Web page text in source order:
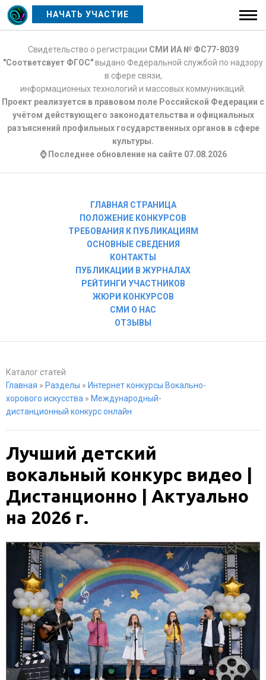
НАЧАТЬ УЧАСТИЕ
Свидетельство о регистрации СМИ ИА № ФС77-8039
"Соответсвует ФГОС"выдано Федеральной службой по надзору
в сфере связи,
информационных технологий и массовых коммуникаций.
Проект реализуется в правовом поле Российской Федерации с
учётом действующего законодательства и официальных
разъяснений профильных государственных органов в сфере
культуры.
⌚ Последнее обновление на сайте 07.08.2026
ГЛАВНАЯ СТРАНИЦА
ПОЛОЖЕНИЕ КОНКУРСОВ
ТРЕБОВАНИЯ К ПУБЛИКАЦИЯМ
ОСНОВНЫЕ СВЕДЕНИЯ
КОНТАКТЫ
ПУБЛИКАЦИИ В ЖУРНАЛАХ
РЕЙТИНГИ УЧАСТНИКОВ
ЖЮРИ КОНКУРСОВ
СМИ О НАС
ОТЗЫВЫ
Каталог статей
Главная » Разделы » Интернет конкурсы Вокально-
хорового искусства » Международный-
дистанционный конкурс онлайн
Лучший детский
вокальный конкурс видео |
Дистанционно | Актуально
на 2026 г.